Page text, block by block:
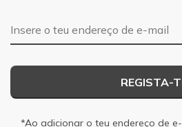
Endereço de e-mail
REGISTA-
*Ao adicionar o teu endereço de